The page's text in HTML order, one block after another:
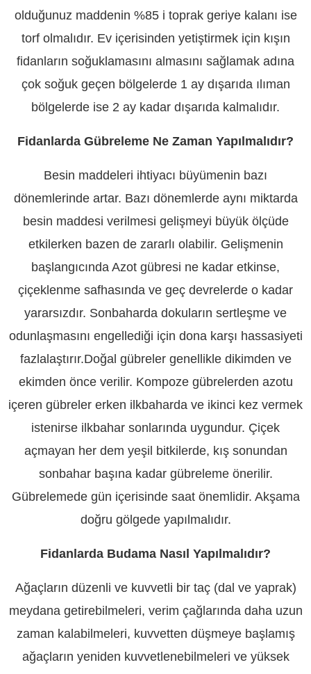
olduğunuz maddenin %85 i toprak geriye kalanı ise
torf olmalıdır. Ev içerisinden yetiştirmek için kışın
fidanların soğuklamasını almasını sağlamak adına
çok soğuk geçen bölgelerde 1 ay dışarıda ılıman
bölgelerde ise 2 ay kadar dışarıda kalmalıdır.
Fidanlarda Gübreleme Ne Zaman Yapılmalıdır?
Besin maddeleri ihtiyacı büyümenin bazı
dönemlerinde artar. Bazı dönemlerde aynı miktarda
besin maddesi verilmesi gelişmeyi büyük ölçüde
etkilerken bazen de zararlı olabilir. Gelişmenin
başlangıcında Azot gübresi ne kadar etkinse,
çiçeklenme safhasında ve geç devrelerde o kadar
yararsızdır. Sonbaharda dokuların sertleşme ve
odunlaşmasını engellediği için dona karşı hassasiyeti
fazlalaştırır.Doğal gübreler genellikle dikimden ve
ekimden önce verilir. Kompoze gübrelerden azotu
içeren gübreler erken ilkbaharda ve ikinci kez vermek
istenirse ilkbahar sonlarında uygundur. Çiçek
açmayan her dem yeşil bitkilerde, kış sonundan
sonbahar başına kadar gübreleme önerilir.
Gübrelemede gün içerisinde saat önemlidir. Akşama
doğru gölgede yapılmalıdır.
Fidanlarda Budama Nasıl Yapılmalıdır?
Ağaçların düzenli ve kuvvetli bir taç (dal ve yaprak)
meydana getirebilmeleri, verim çağlarında daha uzun
zaman kalabilmeleri, kuvvetten düşmeye başlamış
ağaçların yeniden kuvvetlenebilmeleri ve yüksek